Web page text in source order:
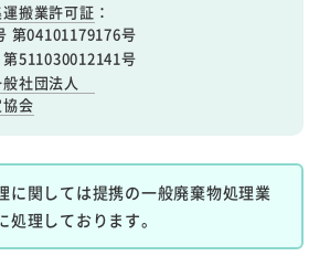
搬業許可証 ：
第04101179176号
第511030012141号
般社団法人
会
に関しては提携の一般廃棄物処理業
理しております。